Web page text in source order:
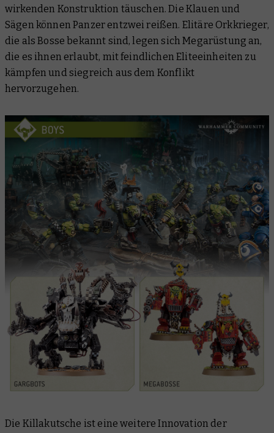
wirkenden Konstruktion täuschen. Die Klauen und
Sägen können Panzer entzwei reißen. Elitäre Orkkrieger,
die als Bosse bekannt sind, legen sich Megarüstung an,
die es ihnen erlaubt, mit feindlichen Eliteeinheiten zu
kämpfen und siegreich aus dem Konflikt
hervorzugehen.
Die Killakutsche ist eine weitere Innovation der